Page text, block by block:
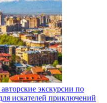
экскурсии по
искателей приключений